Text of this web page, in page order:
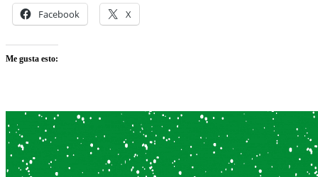
Facebook X
Me gusta esto: